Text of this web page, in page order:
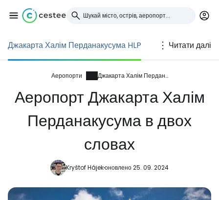
Джакарта Халім Перданакусума HLP Читати далі
Аеропорти Джакарта Халім Перданакусума
Аеропорт Джакарта Халім
Перданакусума в двох
словах
Kryštof Hájekоновлено 25. 09. 2024
Увійдіть до Cestee
... світова туристична спільнота
Продовжуйте з Google
Продовжуйте у Facebook
Продовжити з email